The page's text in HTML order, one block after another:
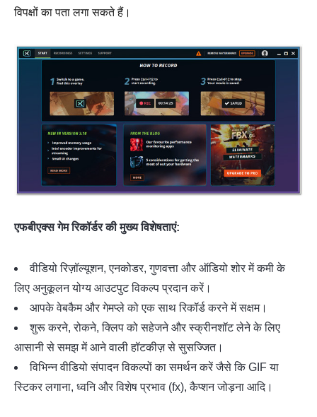
विपक्षों का पता लगा सकते हैं।
एफबीएक्स गेम रिकॉर्डर की मुख्य विशेषताएं:
वीडियो रिज़ॉल्यूशन, एनकोडर, गुणवत्ता और ऑडियो शोर में कमी के
लिए अनुकूलन योग्य आउटपुट विकल्प प्रदान करें।
आपके वेबकैम और गेमप्ले को एक साथ रिकॉर्ड करने में सक्षम।
शुरू करने, रोकने, क्लिप को सहेजने और स्क्रीनशॉट लेने के लिए
आसानी से समझ में आने वाली हॉटकीज़ से सुसज्जित।
विभिन्न वीडियो संपादन विकल्पों का समर्थन करें जैसे कि GIF या
स्टिकर लगाना, ध्वनि और विशेष प्रभाव (fx), कैप्शन जोड़ना आदि।